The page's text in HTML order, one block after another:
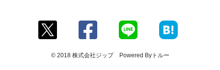
© 2018 株式会社ジップ Powered Byトルー